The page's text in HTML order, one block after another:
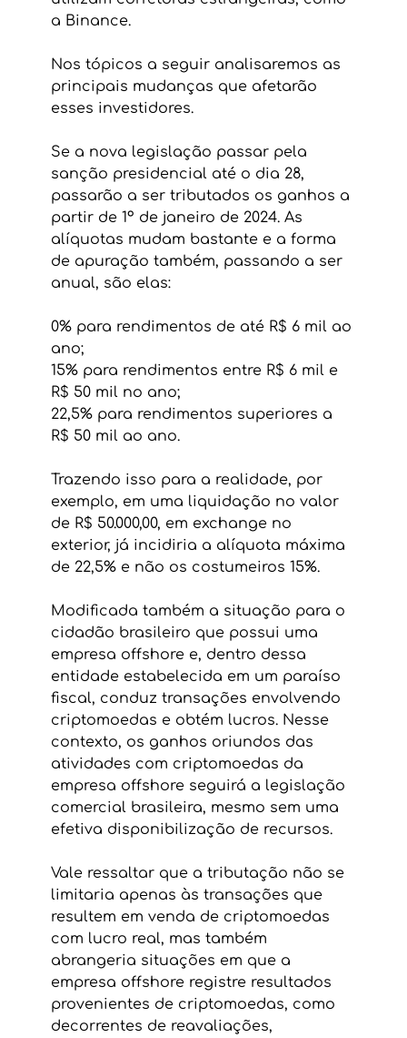
a Binance.
Nos tópicos a seguir analisaremos as
principais mudanças que afetarão
esses investidores.
Se a nova legislação passar pela
sanção presidencial até o dia 28,
passarão a ser tributados os ganhos a
partir de 1º de janeiro de 2024. As
alíquotas mudam bastante e a forma
de apuração também, passando a ser
anual, são elas:
0% para rendimentos de até R$ 6 mil ao
ano;
15% para rendimentos entre R$ 6 mil e
R$ 50 mil no ano;
22,5% para rendimentos superiores a
R$ 50 mil ao ano.
Trazendo isso para a realidade, por
exemplo, em uma liquidação no valor
de R$ 50.000,00, em exchange no
exterior, já incidiria a alíquota máxima
de 22,5% e não os costumeiros 15%.
Modificada também a situação para o
cidadão brasileiro que possui uma
empresa offshore e, dentro dessa
entidade estabelecida em um paraíso
fiscal, conduz transações envolvendo
criptomoedas e obtém lucros. Nesse
contexto, os ganhos oriundos das
atividades com criptomoedas da
empresa offshore seguirá a legislação
comercial brasileira, mesmo sem uma
efetiva disponibilização de recursos.
Vale ressaltar que a tributação não se
limitaria apenas às transações que
resultem em venda de criptomoedas
com lucro real, mas também
abrangeria situações em que a
empresa offshore registre resultados
provenientes de criptomoedas, como
decorrentes de reavaliações,